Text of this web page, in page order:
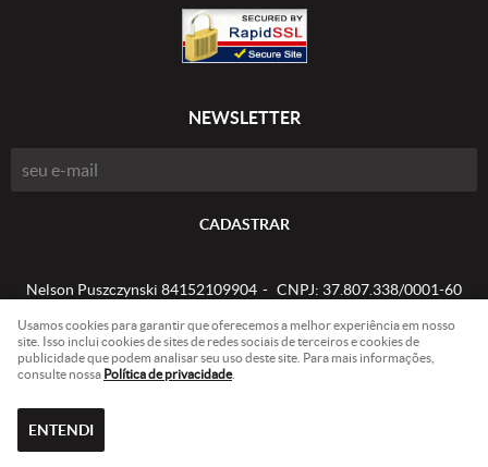
NEWSLETTER
CADASTRAR
Nelson Puszczynski 84152109904 CNPJ: 37.807.338/0001-60
LOJA VIRTUAL CRIADA POR
Usamos cookies para garantir que oferecemos a melhor experiência em nosso
site. Isso inclui cookies de sites de redes sociais de terceiros e cookies de
publicidade que podem analisar seu uso deste site. Para mais informações,
consulte nossa Política de privacidade.
ENTENDI